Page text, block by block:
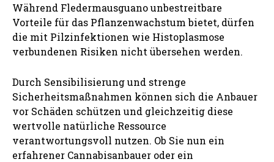
Während Fledermausguano unbestreitbare
Vorteile für das Pflanzenwachstum bietet, dürfen
die mit Pilzinfektionen wie Histoplasmose
verbundenen Risiken nicht übersehen werden.
Durch Sensibilisierung und strenge
Sicherheitsmaßnahmen können sich die Anbauer
vor Schäden schützen und gleichzeitig diese
wertvolle natürliche Ressource
verantwortungsvoll nutzen. Ob Sie nun ein
erfahrener Cannabisanbauer oder ein